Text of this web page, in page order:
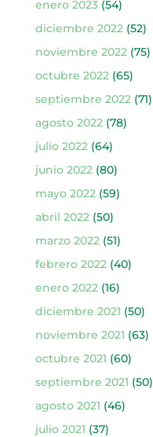
enero 2023(54)
diciembre 2022 (52)
noviembre 2022 (75)
octubre 2022 (65)
septiembre 2022 (71)
agosto 2022 (78)
julio 2022 (64)
junio 2022 (80)
mayo 2022 (59)
abril 2022 (50)
marzo 2022 (51)
febrero 2022 (40)
enero 2022 (16)
diciembre 2021 (50)
noviembre 2021 (63)
octubre 2021 (60)
septiembre 2021 (50)
agosto 2021 (46)
julio 2021 (37)